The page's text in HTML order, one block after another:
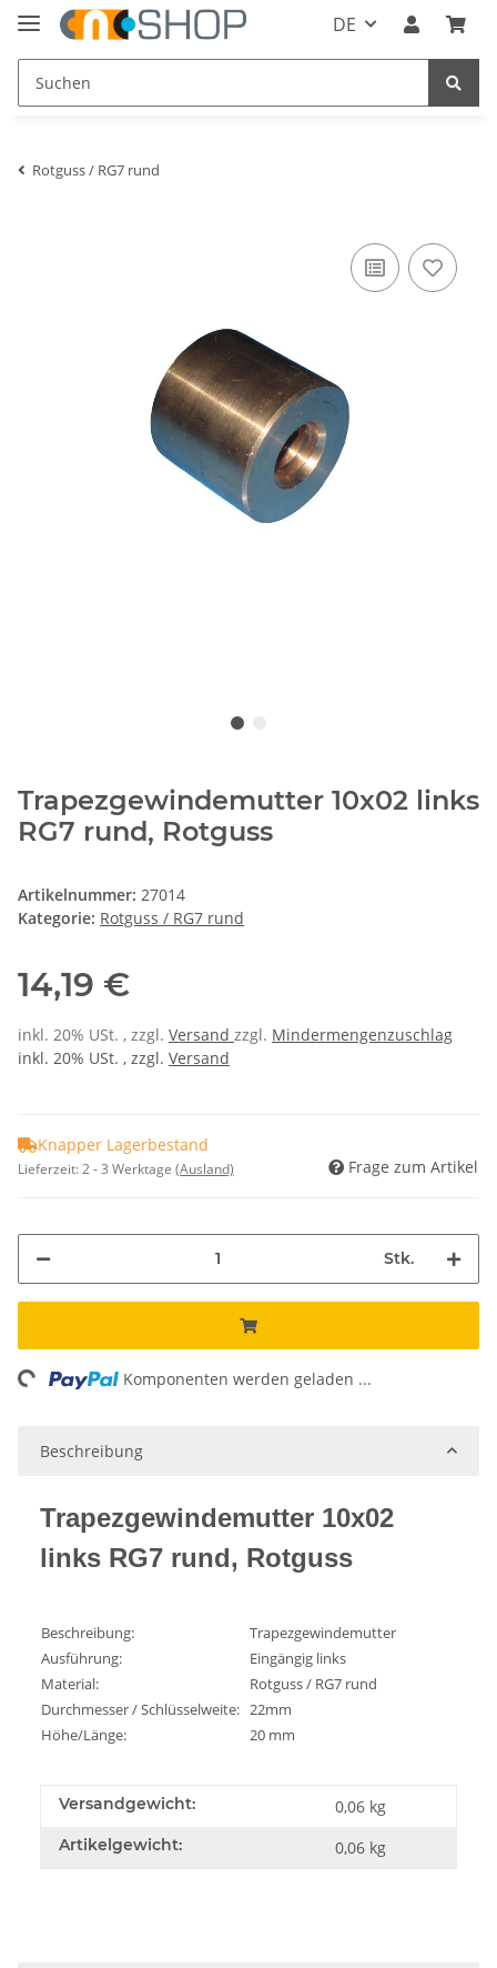
DE
Rotguss / RG7 rund
Trapezgewindemutter 10x02 links
RG7 rund, Rotguss
Artikelnummer: 27014
Kategorie: Rotguss / RG7 rund
14,19 €
inkl. 20% USt. , zzgl. Versand zzgl. Mindermengenzuschlag
inkl. 20% USt. , zzgl. Versand
Knapper Lagerbestand
Lieferzeit:2 - 3 Werktage (Ausland) Frage zum Artikel
Stk.
Komponenten werden geladen ...
Beschreibung
Trapezgewindemutter 10x02
links RG7 rund, Rotguss
Beschreibung:
Trapezgewindemutter
Ausführung:
Eingängig links
Material:
Rotguss / RG7 rund
Durchmesser / Schlüsselweite: 22mm
Höhe/Länge:
20 mm
Versandgewicht: 0,06 kg
Artikelgewicht: 0,06 kg